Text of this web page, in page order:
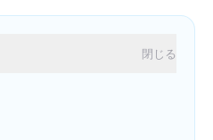
閉じる